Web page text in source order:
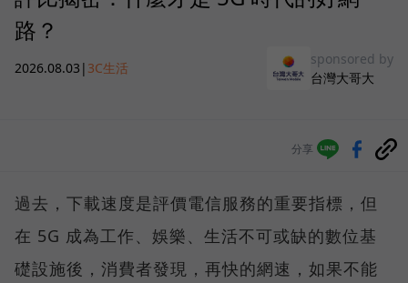
路？
2026.08.03 | 3C生活
sponsored by
台灣大哥大
分享
過去，下載速度是評價電信服務的重要指標，但
在 5G 成為工作、娛樂、生活不可或缺的數位基
礎設施後，消費者發現，再快的網速，如果不能